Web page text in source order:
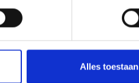
Alles toestaan